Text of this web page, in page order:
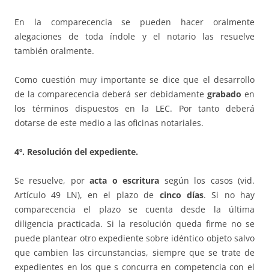
En la comparecencia se pueden hacer oralmente
alegaciones de toda índole y el notario las resuelve
también oralmente.
Como cuestión muy importante se dice que el desarrollo
de la comparecencia deberá ser debidamente grabado en
los términos dispuestos en la LEC. Por tanto deberá
dotarse de este medio a las oficinas notariales.
4º. Resolución del expediente.
Se resuelve, poracta o escritura según los casos (vid.
Artículo 49 LN), en el plazo de cinco días. Si no hay
comparecencia el plazo se cuenta desde la última
diligencia practicada. Si la resolución queda firme no se
puede plantear otro expediente sobre idéntico objeto salvo
que cambien las circunstancias, siempre que se trate de
expedientes en los que s concurra en competencia con el